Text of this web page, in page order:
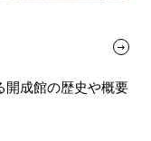
開成館の歴史や概要